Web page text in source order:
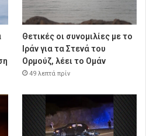
Θετικές οι συνομιλίες με το
Ιράν για τα Στενά του
Ορμούζ, λέει το Ομάν
49 λεπτά πρίν